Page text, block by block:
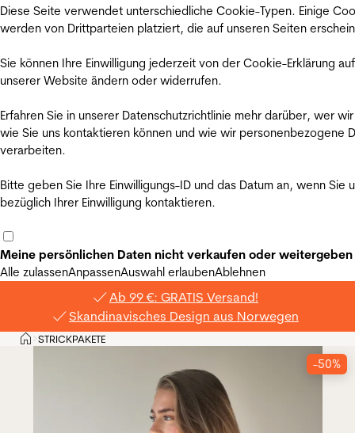
Diese Seite verwendet unterschiedliche Cookie-Typen. Einige
werden von Drittparteien platziert, die auf unseren Seiten
Sie können Ihre Einwilligung jederzeit von der Cookie-Erklärung auf
unserer Website ändern oder widerrufen.
Erfahren Sie in unserer Datenschutzrichtlinie mehr darüber, wer
wie Sie uns kontaktieren können und wie wir personenbezogene
verarbeiten.
Bitte geben Sie Ihre Einwilligungs-ID und das Datum an, wenn Sie
bezüglich Ihrer Einwilligung kontaktieren.
Meine persönlichen Daten nicht verkaufen oder weitergeben
Alle zulassenAnpassenAuswahl erlaubenAblehnen
Ab 99 €: GRATIS Versand!
Skandinavisches Design aus Norwegen
Privat
>STRICKPAKETE
-50%